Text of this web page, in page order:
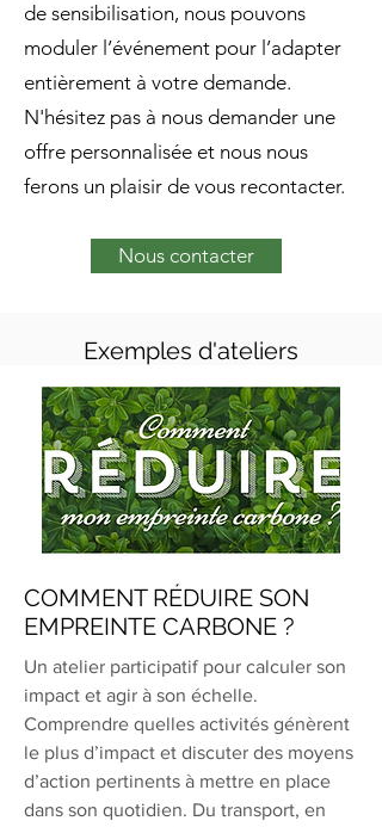
de sensibilisation, nous pouvons
moduler l’événement pour l’adapter
entièrement à votre demande.
N'hésitez pas à nous demander une
offre personnalisée et nous nous
ferons un plaisir de vous recontacter.
Nous contacter
Exemples d'ateliers
COMMENT RÉDUIRE SON
EMPREINTE CARBONE ?
Un atelier participatif pour calculer son
impact et agir à son échelle.
Comprendre quelles activités génèrent
le plus d’impact et discuter des moyens
d’action pertinents à mettre en place
dans son quotidien. Du transport, en